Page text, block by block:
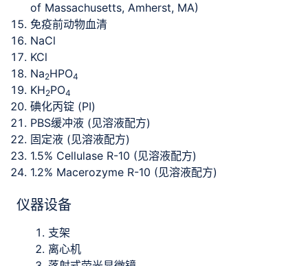
of Massachusetts, Amherst, MA)
免疫前动物血清
NaCl
KCl
Na2HPO4
KH2PO4
碘化丙锭 (PI)
PBS缓冲液 (见溶液配方)
固定液 (见溶液配方)
1.5% Cellulase R-10 (见溶液配方)
1.2% Macerozyme R-10 (见溶液配方)
仪器设备
支架
离心机